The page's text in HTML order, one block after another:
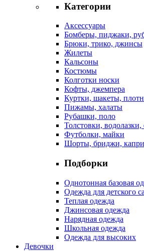
Категории
Аксессуары
Бомберы, пиджаки,
Брюки, трико, джинсы
Жилеты
Кальсоны
Костюмы
Колготки носки
Кофты, джемпера
Куртки, шакеты,
Пижамы, халаты
Рубашки, поло
Толстовки,
Футболки, майки
Шорты, бриджи, капри
Подборки
Однотонная базовая
Одежда для детского
Теплая одежда
Джинсовая одежда
Нарядная одежда
Школьная одежда
Одежда для высоких
Девочки